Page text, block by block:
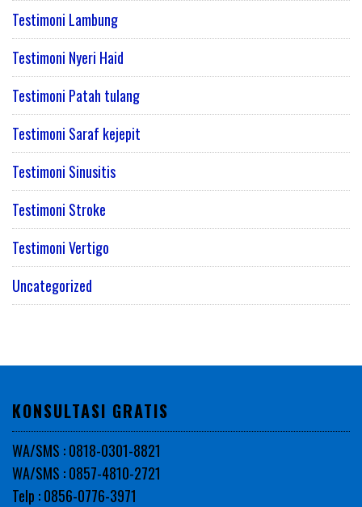
Testimoni Lambung
Testimoni Nyeri Haid
Testimoni Patah tulang
Testimoni Saraf kejepit
Testimoni Sinusitis
Testimoni Stroke
Testimoni Vertigo
Uncategorized
KONSULTASI GRATIS
WA/SMS : 0818-0301-8821
WA/SMS : 0857-4810-2721
Telp : 0856-0776-3971